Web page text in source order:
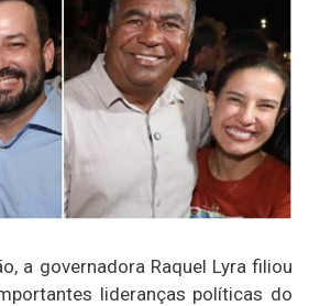
a governadora Raquel Lyra filiou
lideranças políticas do